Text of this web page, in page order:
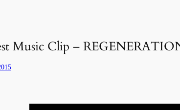
Music Clip –